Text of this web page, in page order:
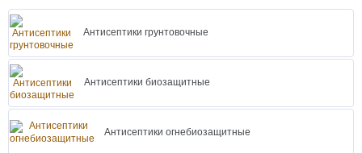
Антисептики грунтовочные
Антисептики биозащитные
Антисептики огнебиозащитные